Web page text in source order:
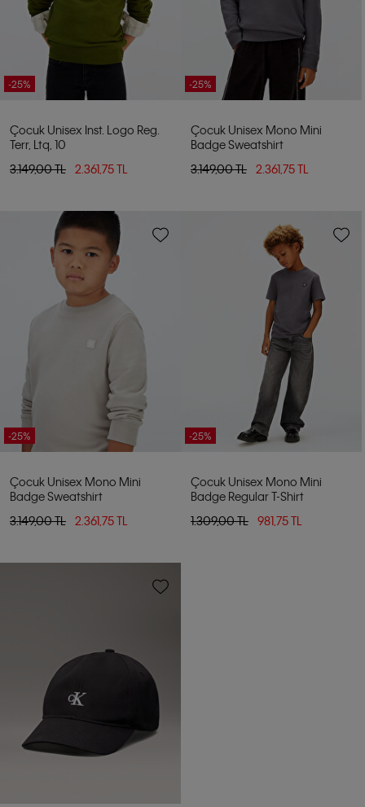
-25%
Çocuk Unisex Inst. Logo Reg.
Terr, Ltq, 10
3.149,00 TL
2.361,75 TL
-25%
Çocuk Unisex Mono Mini
Badge Sweatshirt
3.149,00 TL
2.361,75 TL
-25%
Çocuk Unisex Mono Mini
Badge Sweatshirt
3.149,00 TL
2.361,75 TL
-25%
Çocuk Unisex Mono Mini
Badge Regular T-Shirt
1.309,00 TL
981,75 TL